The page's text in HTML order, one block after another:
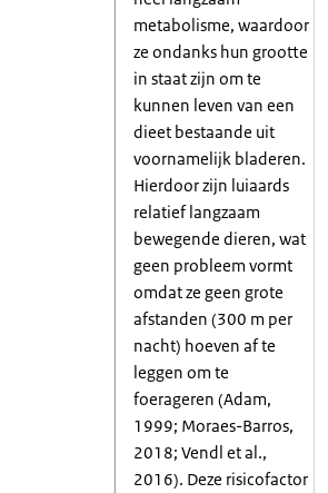
metabolisme, waardoor
ze ondanks hun grootte
in staat zijn om te
kunnen leven van een
dieet bestaande uit
voornamelijk bladeren.
Hierdoor zijn luiaards
relatief langzaam
bewegende dieren, wat
geen probleem vormt
omdat ze geen grote
afstanden (300 m per
nacht) hoeven af te
leggen om te
foerageren (Adam,
1999; Moraes-Barros,
2018; Vendl et al.,
2016). Deze risicofactor